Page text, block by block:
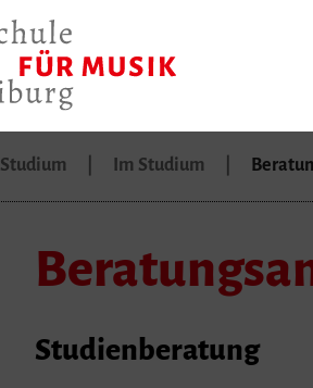
Studium Im Studium
Studienberatung